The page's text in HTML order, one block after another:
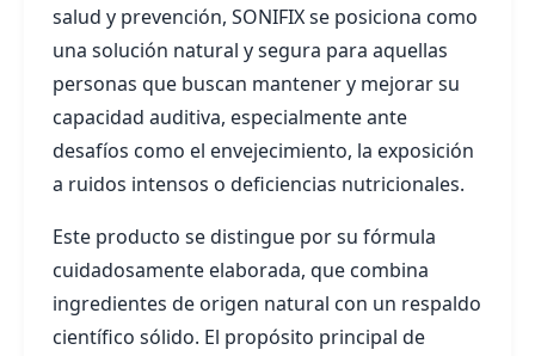
salud y prevención, SONIFIX se posiciona como
una solución natural y segura para aquellas
personas que buscan mantener y mejorar su
capacidad auditiva, especialmente ante
desafíos como el envejecimiento, la exposición
a ruidos intensos o deficiencias nutricionales.
Este producto se distingue por su fórmula
cuidadosamente elaborada, que combina
ingredientes de origen natural con un respaldo
científico sólido. El propósito principal de